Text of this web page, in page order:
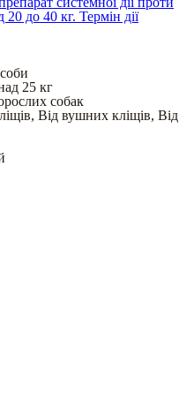
20 до 40 кг. Термін дії
25 кг
собак
, Від вушних кліщів, Від